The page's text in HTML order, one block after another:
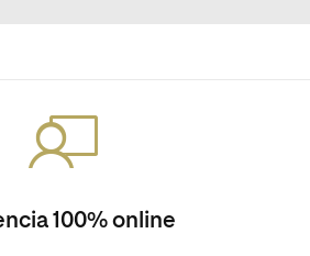
100% online